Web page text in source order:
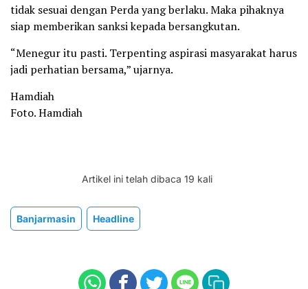
tidak sesuai dengan Perda yang berlaku. Maka pihaknya
siap memberikan sanksi kepada bersangkutan.
“Menegur itu pasti. Terpenting aspirasi masyarakat harus
jadi perhatian bersama,” ujarnya.
Hamdiah
Foto. Hamdiah
Artikel ini telah dibaca 19 kali
Banjarmasin Headline